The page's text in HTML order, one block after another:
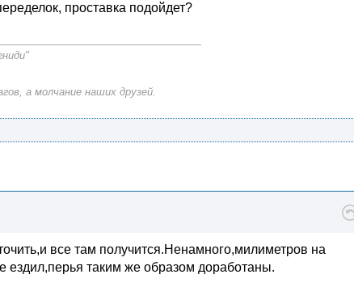
проставка подойдет?
а молчание наших друзей.
все там получится.Ненамного,милиметров на
ездил,перья таким же образом доработаны.